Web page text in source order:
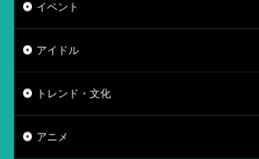
イベント
アイドル
トレンド・文化
アニメ